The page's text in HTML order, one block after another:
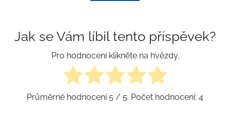
Jak se Vám líbil tento příspěvek?
Pro hodnocení klikněte na hvězdy.
Průměrné hodnocení5 / 5. Počet hodnocení: 4